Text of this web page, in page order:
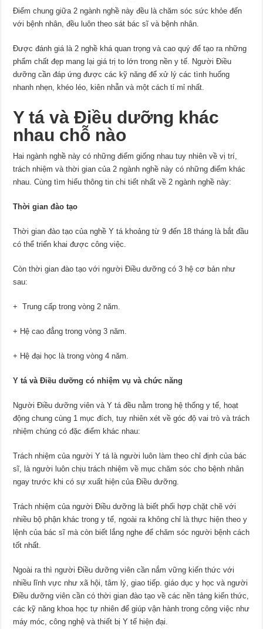
Điểm chung giữa 2 ngành nghề này đều là chăm sóc sức khỏe đến
với bệnh nhân, đều luôn theo sát bác sĩ và bệnh nhân.
Được đánh giá là 2 nghề khá quan trọng và cao quý để tạo ra những
phẩm chất đẹp mang lại giá trị to lớn trong nền y tế. Người Điều
dưỡng cần đáp ứng được các kỹ năng để xử lý các tình huống
nhanh nhẹn, khéo léo, kiên nhẫn và một cách tỉ mỉ nhất.
Y tá và Điều dưỡng khác
nhau chỗ nào
Hai ngành nghề này có những điểm giống nhau tuy nhiên về vị trí,
trách nhiệm và thời gian của 2 ngành nghề này có những điểm khác
nhau. Cùng tìm hiểu thông tin chi tiết nhất về 2 ngành nghề này:
Thời gian đào tạo
Thời gian đào tạo của nghề Y tá khoảng từ 9 đến 18 tháng là bắt đầu
có thể triển khai được công việc.
Còn thời gian đào tạo với người Điều dưỡng có 3 hệ cơ bản như
sau:
+ Trung cấp trong vòng 2 năm.
+ Hệ cao đẳng trong vòng 3 năm.
+ Hệ đại học là trong vòng 4 năm.
Y tá và Điều dưỡng có nhiệm vụ và chức năng
Người Điều dưỡng viên và Y tá đều nằm trong hệ thống y tế, hoạt
động chung cùng 1 mục đích, tuy nhiên xét về góc độ vai trò và trách
nhiệm chúng có đặc điểm khác nhau:
Trách nhiệm của người Y tá là người luôn làm theo chỉ định của bác
sĩ, là người luôn chịu trách nhiệm về mục chăm sóc cho bệnh nhân
ngay trước khi có sự xuất hiện của Điều dưỡng.
Trách nhiệm của người Điều dưỡng là biết phối hợp chặt chẽ với
nhiều bộ phận khác trong y tế, ngoài ra không chỉ là thực hiện theo y
lệnh của bác sĩ mà còn biết lắng nghe để chăm sóc người bệnh cách
tốt nhất.
Ngoài ra thì người Điều dưỡng viên cần nắm vững kiến thức với
nhiều lĩnh vực như xã hội, tâm lý, giao tiếp. giáo dục y học và người
Điều dưỡng viên cần có thời gian đào tạo về các nền tảng kiến thức,
các kỹ năng khoa học tự nhiên để giúp vận hành trong công việc như
máy móc, công nghệ và thiết bị Y tế hiện đại.